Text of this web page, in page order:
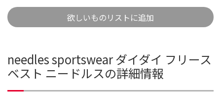
欲しいものリストに追加
needles sportswear ダイダイ フリース
ベスト ニードルスの詳細情報